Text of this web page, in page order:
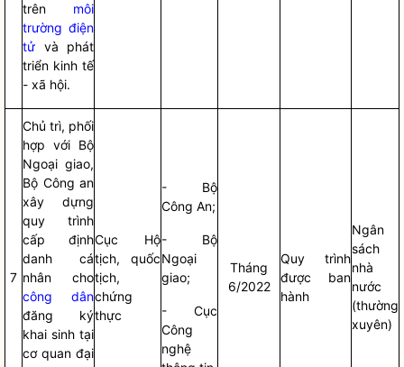
trên môi
trường điện
tử và phát
triển kinh tế
- xã hội.
7
Chủ trì, phối
hợp với Bộ
Ngoại giao,
Bộ Công an
xây dựng
quy trình
cấp định
danh cá
nhân cho
công dân
đăng ký
khai sinh tại
cơ quan đại
Cục Hộ
tịch, quốc
tịch,
chứng
thực
- Bộ
Công An;
- Bộ
Ngoại
giao;
- Cục
Công
nghệ
Tháng
6/2022
Quy trình
được ban
hành
Ngân
sách
nhà
nước
(thường
xuyên)